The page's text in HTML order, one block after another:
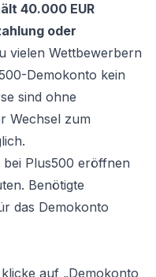
40.000 EUR
oder
vielen Wettbewerbern
Demokonto kein
sind ohne
Wechsel zum
Plus500 eröffnen
Benötigte
das Demokonto
auf „Demokonto